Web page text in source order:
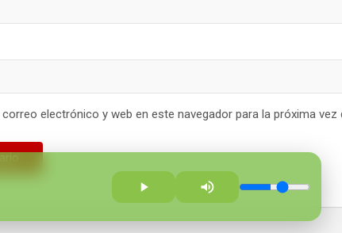
electrónico y web en este navegador para la próxima vez